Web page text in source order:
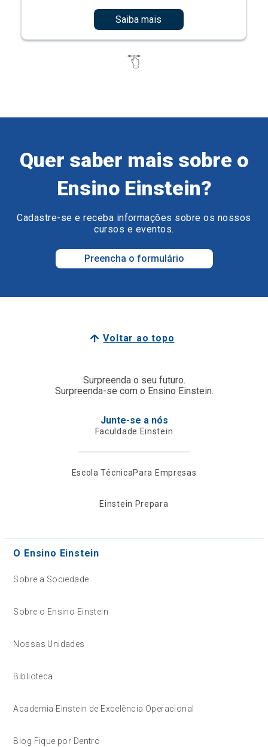
Saiba mais
Quer saber mais sobre o
Ensino Einstein?
Cadastre-se e receba informações sobre os nossos
cursos e eventos.
Preencha o formulário
Voltar ao topo
Surpreenda o seu futuro.
Surpreenda-se com o Ensino Einstein.
Junte-se a nós
Faculdade Einstein
Escola TécnicaPara Empresas
Einstein Prepara
O Ensino Einstein
Sobre a Sociedade
Sobre o Ensino Einstein
Nossas Unidades
Biblioteca
Academia Einstein de Excelência Operacional
Blog Fique por Dentro